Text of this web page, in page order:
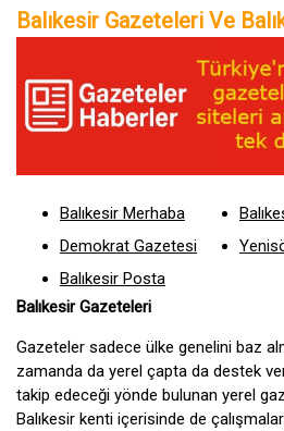
Balıkesir Gazeteleri Ve
Balıkesir Merhaba
Demokrat Gazetesi
Balıkesir Posta
Balıkesir Gazeteleri
Gazeteler sadece ülke genelini baz
zamanda da yerel çapta da destek
takip edeceği yönde bulunan yerel
Balıkesir kenti içerisinde de